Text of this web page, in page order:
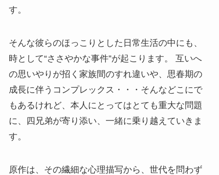
す。
そんな彼らのほっこりとした日常生活の中にも、
時として“ささやかな事件”が起こります。 互いへ
の思いやりが招く家族間のすれ違いや、思春期の
成長に伴うコンプレックス・・・そんなどこにで
もあるけれど、本人にとってはとても重大な問題
に、四兄弟が寄り添い、一緒に乗り越えていきま
す。
原作は、その繊細な心理描写から、世代を問わず